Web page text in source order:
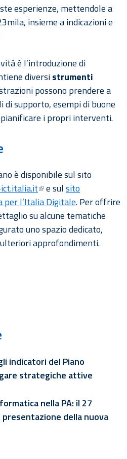
esperienze, mettendole a
insieme a indicazioni e
è l’introduzione di
diversistrumenti
possono prendere a
supporto, esempi di buone
i propri interventi.
è disponibile sul sito
e sulsito
per l’Italia Digitale. Per offrire
su alcune tematiche
uno spazio dedicato,
approfondimenti.
indicatori del Piano
strategiche attive
nella PA: il 27
della nuova